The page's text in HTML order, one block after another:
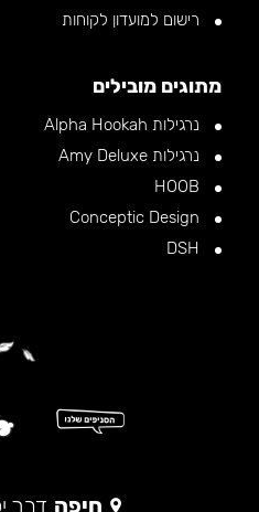
רישום למועדון לקוחות
מתוגים מובילים
נרגילות Alpha Hookah
נרגילות Amy Deluxe
חיפה דרך